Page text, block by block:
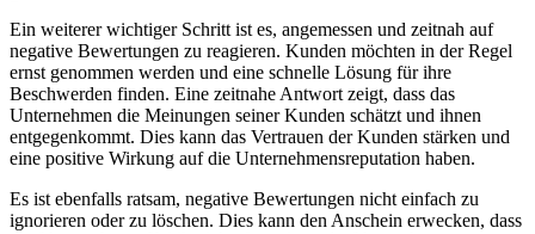
Ein​ weiterer wichtiger Schritt ist es, angemessen und zeitnah auf
negative Bewertungen ⁢zu ​reagieren. Kunden möchten in der Regel
ernst genommen ⁢werden und eine⁢ schnelle Lösung für ihre
Beschwerden finden. Eine zeitnahe Antwort zeigt, dass das
Unternehmen die Meinungen seiner Kunden schätzt und ihnen
entgegenkommt. Dies kann das Vertrauen ⁣der Kunden stärken und⁤
eine positive ‌Wirkung auf‌ die Unternehmensreputation haben.
Es ist ebenfalls ratsam, negative Bewertungen nicht einfach zu⁤
ignorieren ‍oder zu löschen. Dies kann den Anschein erwecken, ​dass